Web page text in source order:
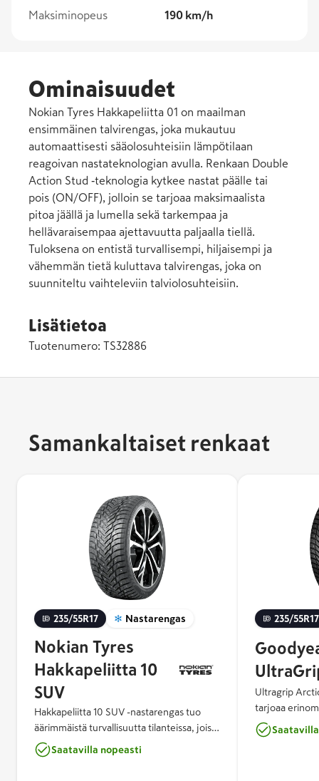
Maksiminopeus 190 km/h
Ominaisuudet
Nokian Tyres Hakkapeliitta 01 on maailman
ensimmäinen talvirengas, joka mukautuu
automaattisesti sääolosuhteisiin lämpötilaan
reagoivan nastateknologian avulla. Renkaan Double
Action Stud ‑teknologia kytkee nastat päälle tai
pois (ON/OFF), jolloin se tarjoaa maksimaalista
pitoa jäällä ja lumella sekä tarkempaa ja
hellävaraisempaa ajettavuutta paljaalla tiellä.
Tuloksena on entistä turvallisempi, hiljaisempi ja
vähemmän tietä kuluttava talvirengas, joka on
suunniteltu vaihteleviin talviolosuhteisiin.
Lisätietoa
Tuotenumero: TS32886
Samankaltaiset renkaat
235/55R17 Nastarengas
Nokian Tyres
Hakkapeliitta 10
SUV
Hakkapeliitta 10 SUV -nastarengas tuo
äärimmäistä turvallisuutta tilanteissa, joissa
sitä eniten tarvitaan. Nokian Tyres
Hakkapeliitta 10 SUV on seuraavan
Saatavilla nopeasti
235/55R17
Ultragrip
tarjoaa
Arctic Eagle